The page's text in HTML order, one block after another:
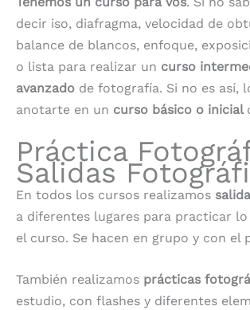
decir iso, diafragma, velocidad de
balance de blancos, enfoque,
o lista para realizar un curso
avanzado de fotografía. Si no es así,
anotarte en un curso básico o inicial
Práctica
Salidas
En todos los cursos realizamos
a diferentes lugares para practicar
el curso. Se hacen en grupo y con el
También realizamos prácticas
estudio, con flashes y diferentes